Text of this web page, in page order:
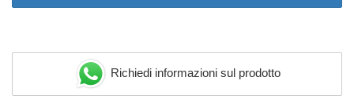
Richiedi informazioni sul prodotto